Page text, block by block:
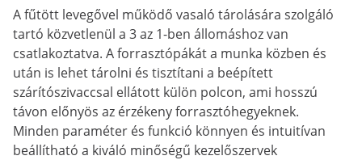
A fűtött levegővel működő vasaló tárolására szolgáló
tartó közvetlenül a 3 az 1-ben állomáshoz van
csatlakoztatva. A forrasztópákát a munka közben és
után is lehet tárolni és tisztítani a beépített
szárítószivaccsal ellátott külön polcon, ami hosszú
távon előnyös az érzékeny forrasztóhegyeknek.
Minden paraméter és funkció könnyen és intuitívan
beállítható a kiváló minőségű kezelőszervek